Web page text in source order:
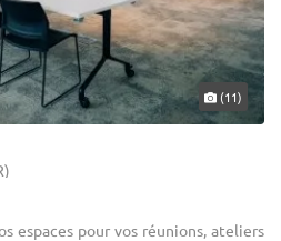
(11)
espaces pour vos réunions, ateliers